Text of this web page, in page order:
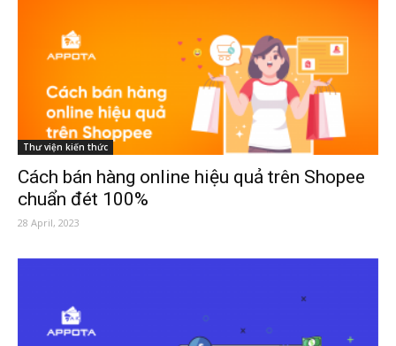
Thư viện kiến thức
Cách bán hàng online hiệu quả trên Shopee
chuẩn đét 100%
28 April, 2023